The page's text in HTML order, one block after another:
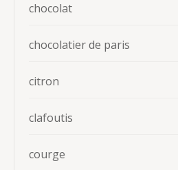
chocolat
chocolatier de paris
citron
clafoutis
courge